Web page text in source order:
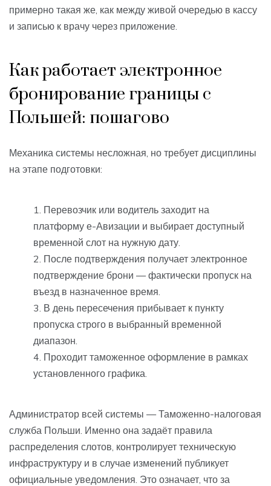
примерно такая же, как между живой очередью в кассу
и записью к врачу через приложение.
Как работает электронное
бронирование границы с
Польшей: пошагово
Механика системы несложная, но требует дисциплины
на этапе подготовки:
Перевозчик или водитель заходит на
платформу е-Авизации и выбирает доступный
временной слот на нужную дату.
После подтверждения получает электронное
подтверждение брони — фактически пропуск на
въезд в назначенное время.
В день пересечения прибывает к пункту
пропуска строго в выбранный временной
диапазон.
Проходит таможенное оформление в рамках
установленного графика.
Администратор всей системы — Таможенно-налоговая
служба Польши. Именно она задаёт правила
распределения слотов, контролирует техническую
инфраструктуру и в случае изменений публикует
официальные уведомления. Это означает, что за